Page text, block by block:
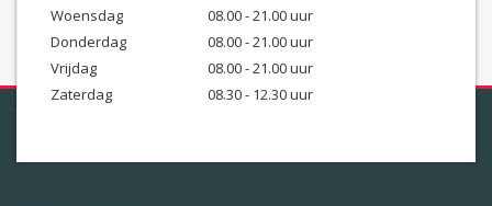
Woensdag
08.00 - 21.00 uur
Donderdag
08.00 - 21.00 uur
Vrijdag
08.00 - 21.00 uur
Zaterdag
08.30 - 12.30 uur